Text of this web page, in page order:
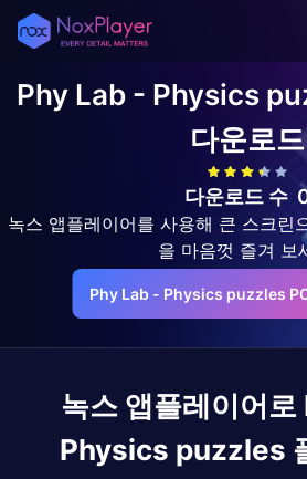
Phy Lab - Physics
다운로드
다운로드 수
녹스 앱플레이어를 사용해 큰 스크린
을 마음껏 즐겨 보
Phy Lab - Physics puzzles
녹스 앱플레이어로
Physics puzzles